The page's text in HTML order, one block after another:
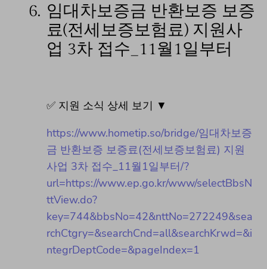
6. 임대차보증금 반환보증 보증
료(전세보증보험료) 지원사
업 3차 접수_11월1일부터
✅ 지원 소식 상세 보기 ▼
https://www.hometip.so/bridge/임대차보증
금 반환보증 보증료(전세보증보험료) 지원
사업 3차 접수_11월1일부터/?
url=https://www.ep.go.kr/www/selectBbsN
ttView.do?
key=744&bbsNo=42&nttNo=272249&sea
rchCtgry=&searchCnd=all&searchKrwd=&i
ntegrDeptCode=&pageIndex=1